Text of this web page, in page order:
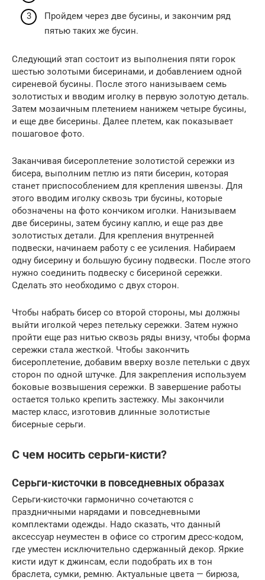
Пройдем через две бусины, и закончим ряд
пятью таких же бусин.
Следующий этап состоит из выполнения пяти горок
шестью золотыми бисеринами, и добавлением одной
сиреневой бусины. После этого нанизываем семь
золотистых и вводим иголку в первую золотую деталь.
Затем мозаичным плетением нанижем четыре бусины,
и еще две бисерины. Далее плетем, как показывает
пошаговое фото.
Заканчивая бисероплетение золотистой сережки из
бисера, выполним петлю из пяти бисерин, которая
станет приспособлением для крепления швензы. Для
этого вводим иголку сквозь три бусины, которые
обозначены на фото кончиком иголки. Нанизываем
две бисерины, затем бусину каплю, и еще раз две
золотистых детали. Для крепления внутренней
подвески, начинаем работу с ее усиления. Набираем
одну бисерину и большую бусину подвески. После этого
нужно соединить подвеску с бисериной сережки.
Сделать это необходимо с двух сторон.
Чтобы набрать бисер со второй стороны, мы должны
выйти иголкой через петельку сережки. Затем нужно
пройти еще раз нитью сквозь ряды внизу, чтобы форма
сережки стала жесткой. Чтобы закончить
бисероплетение, добавим вверху возле петельки с двух
сторон по одной штучке. Для закрепления используем
боковые возвышения сережки. В завершение работы
остается только крепить застежку. Мы закончили
мастер класс, изготовив длинные золотистые
бисерные серьги.
С чем носить серьги-кисти?
Серьги-кисточки в повседневных образах
Серьги-кисточки гармонично сочетаются с
праздничными нарядами и повседневными
комплектами одежды. Надо сказать, что данный
аксессуар неуместен в офисе со строгим дресс-кодом,
где уместен исключительно сдержанный декор. Яркие
кисти идут к джинсам, если подобрать их в тон
браслета, сумки, ремню. Актуальные цвета — бирюза,